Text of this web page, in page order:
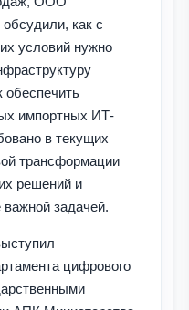
как с
условий нужно
импортных ИТ-
в текущих
трансформации
решений и
важной задачей.
цифрового